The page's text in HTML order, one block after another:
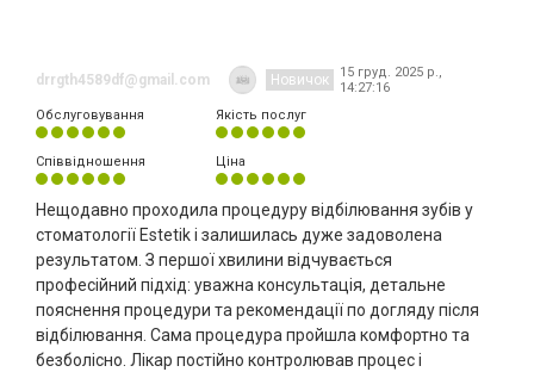
drrgth4589df@gmail.com Новичок
15 груд. 2025 р.,
14:27:16
Обслуговування
Якість послуг
Співвідношення Ціна
Нещодавно проходила процедуру відбілювання зубів у
стоматології Estetik і залишилась дуже задоволена
результатом. З першої хвилини відчувається
професійний підхід: уважна консультація, детальне
пояснення процедури та рекомендації по догляду після
відбілювання. Сама процедура пройшла комфортно та
безболісно. Лікар постійно контролював процес і